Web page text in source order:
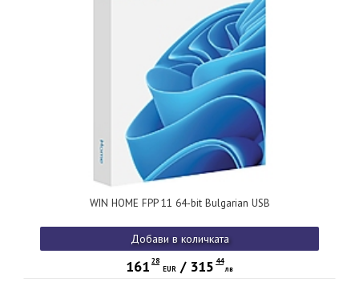
WIN HOME FPP 11 64-bit Bulgarian USB
Добави в количката
161 28
EUR / 315 44
лв